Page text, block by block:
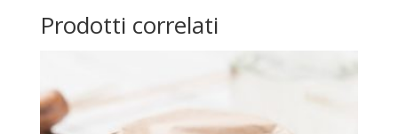
Prodotti correlati